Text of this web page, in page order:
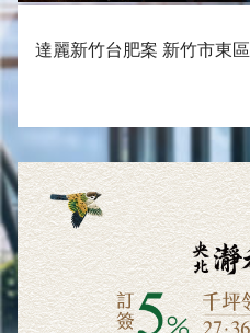
達麗新竹台肥案 新竹市東區